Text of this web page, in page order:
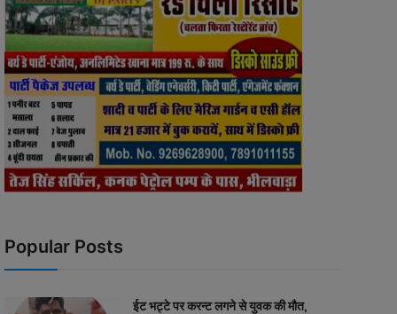
Popular Posts
ईट भट्टे पर करन्ट लगने से युवक की मौत,